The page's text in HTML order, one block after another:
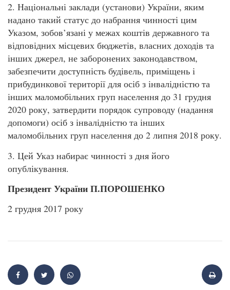
2. Національні заклади (установи) України, яким
надано такий статус до набрання чинності цим
Указом, зобов’язані у межах коштів державного та
відповідних місцевих бюджетів, власних доходів та
інших джерел, не заборонених законодавством,
забезпечити доступність будівель, приміщень і
прибудинкової території для осіб з інвалідністю та
інших маломобільних груп населення до 31 грудня
2020 року, затвердити порядок супроводу (надання
допомоги) осіб з інвалідністю та інших
маломобільних груп населення до 2 липня 2018 року.
3. Цей Указ набирає чинності з дня його
опублікування.
Президент України П.ПОРОШЕНКО
2 грудня 2017 року